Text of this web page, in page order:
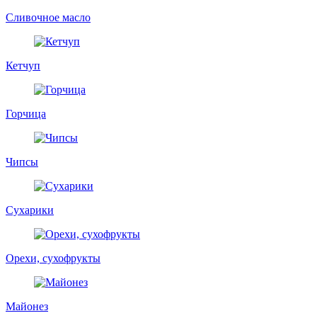
Сливочное масло
Кетчуп
Горчица
Чипсы
Сухарики
Орехи, сухофрукты
Майонез